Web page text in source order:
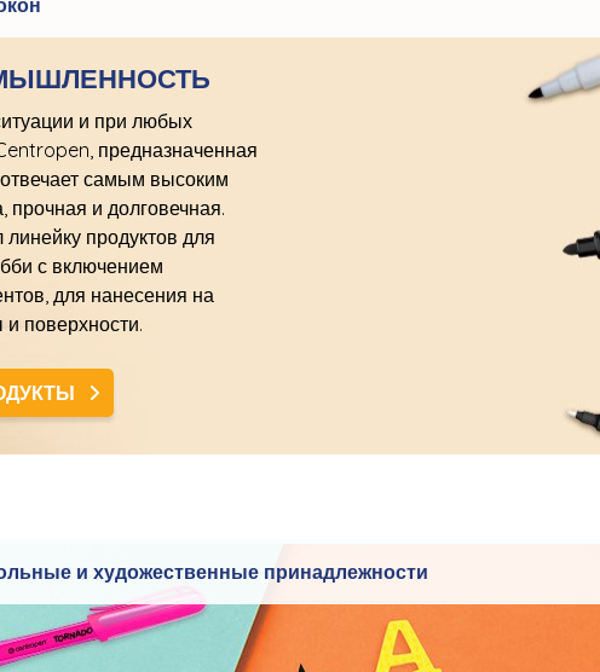
и при любых
предназначенная
самым высоким
прочная и долговечная.
продуктов для
с включением
для нанесения на
поверхности.
и художественные принадлежности